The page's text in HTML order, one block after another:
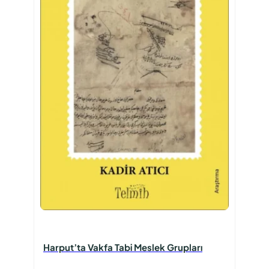
Harput’ta Vakfa Tabi Meslek Grupları